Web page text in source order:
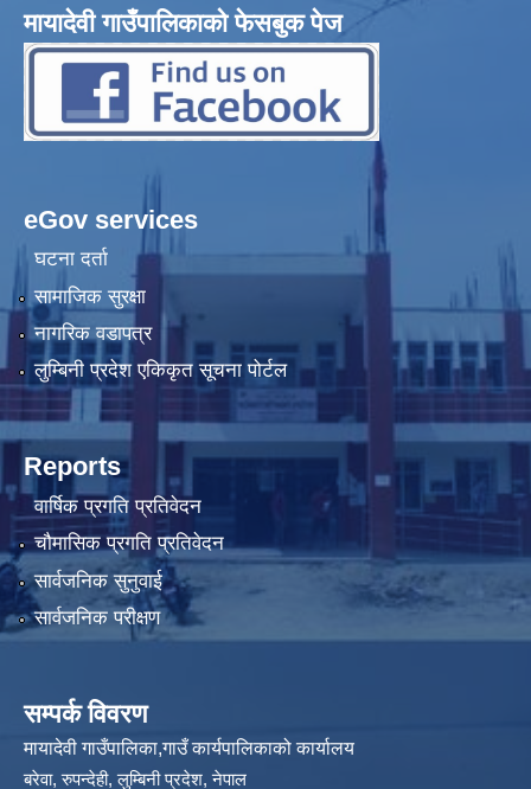
मायादेवी गाउँपालिकाको फेसबुक पेज
eGov services
घटना दर्ता
सामाजिक सुरक्षा
नागरिक वडापत्र
लुम्बिनी प्रदेश एकिकृत सूचना पोर्टल
Reports
वार्षिक प्रगति प्रतिवेदन
चौमासिक प्रगति प्रतिवेदन
सार्वजनिक सुनुवाई
सार्वजनिक परीक्षण
सम्पर्क विवरण
मायादेवी गाउँपालिका,गाउँ कार्यपालिकाको कार्यालय
बरेवा, रुपन्देही, लुम्बिनी प्रदेश, नेपाल